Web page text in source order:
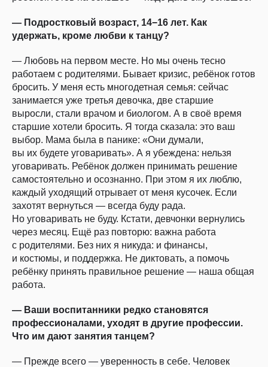
— Подростковый возраст, 14−16 лет. Как
удержать, кроме любви к танцу?
— Любовь на первом месте. Но мы очень тесно
работаем с родителями. Бывает кризис, ребёнок готов
бросить. У меня есть многодетная семья: сейчас
занимается уже третья девочка, две старшие
выросли, стали врачом и биологом. А в своё время
старшие хотели бросить. Я тогда сказала: это ваш
выбор. Мама была в панике: «Они думали,
вы их будете уговаривать». А я убеждена: нельзя
уговаривать. Ребёнок должен принимать решение
самостоятельно и осознанно. При этом я их люблю,
каждый уходящий отрывает от меня кусочек. Если
захотят вернуться — всегда буду рада.
Но уговаривать не буду. Кстати, девчонки вернулись
через месяц. Ещё раз повторю: важна работа
с родителями. Без них я никуда: и финансы,
и костюмы, и поддержка. Не диктовать, а помочь
ребёнку принять правильное решение — наша общая
работа.
— Ваши воспитанники редко становятся
профессионалами, уходят в другие профессии.
Что им дают занятия танцем?
— Прежде всего — уверенность в себе. Человек